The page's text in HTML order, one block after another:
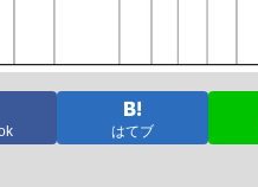
はてブ